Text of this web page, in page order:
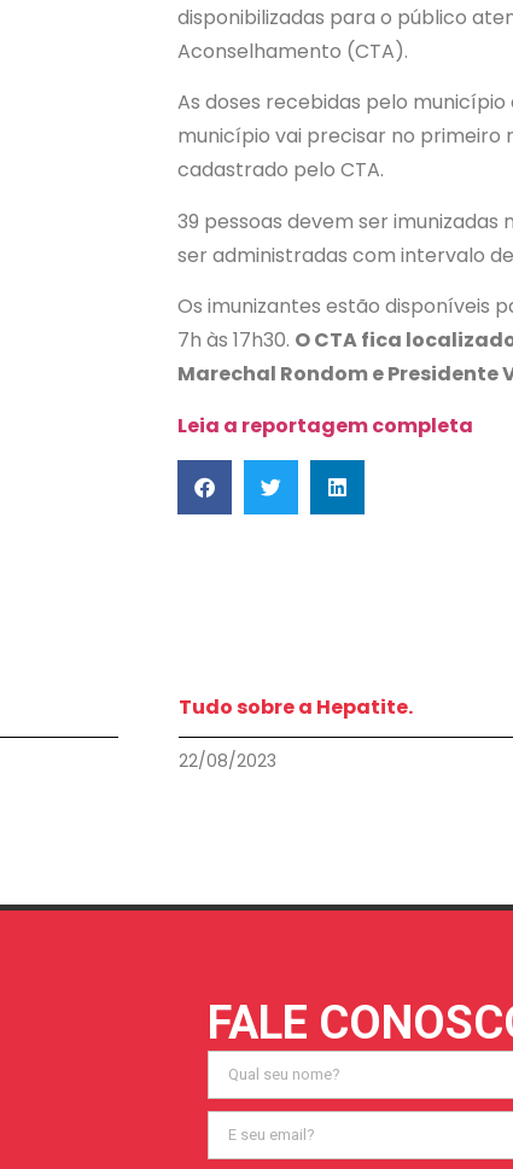
disponibilizadas para o público
Aconselhamento (CTA).
As doses recebidas pelo
município vai precisar no
cadastrado pelo CTA.
39 pessoas devem ser imunizadas
ser administradas com intervalo
Os imunizantes estão disponíveis
7h às 17h30. O CTA fica
Marechal Rondom e Presidente
Leia a reportagem completa
Tudo sobre a Hepatite.
22/08/2023
FALE